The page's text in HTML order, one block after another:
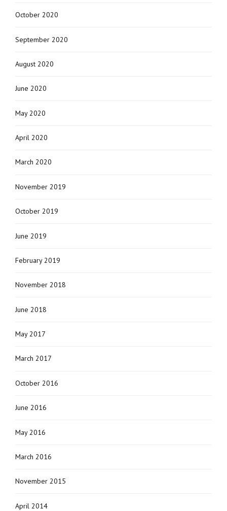
October 2020
September 2020
August 2020
June 2020
May 2020
April 2020
March 2020
November 2019
October 2019
June 2019
February 2019
November 2018
June 2018
May 2017
March 2017
October 2016
June 2016
May 2016
March 2016
November 2015
April 2014